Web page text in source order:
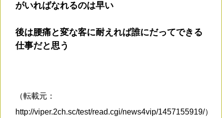
がいればなれるのは早い
後は腰痛と変な客に耐えれば誰にだってできる
仕事だと思う
（転載元：
http://viper.2ch.sc/test/read.cgi/news4vip/1457155919/）